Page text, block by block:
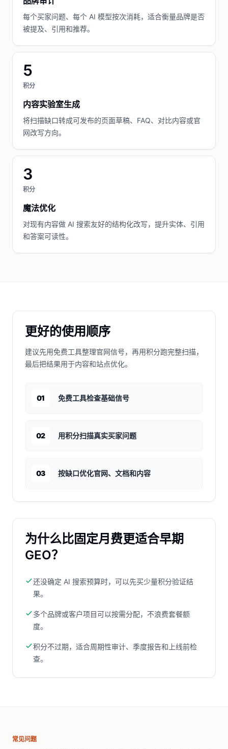
每个买家问题、每个 AI 模型按次消耗，适合衡量品牌是否
被提及、引用和推荐。
5
积分
内容实验室生成
将扫描缺口转成可发布的页面草稿、FAQ、对比内容或官
网改写方向。
3
积分
魔法优化
对现有内容做 AI 搜索友好的结构化改写，提升实体、引用
和答案可读性。
更好的使用顺序
建议先用免费工具整理官网信号，再用积分跑完整扫描，
最后把结果用于内容和站点优化。
01 免费工具检查基础信号
02 用积分扫描真实买家问题
03 按缺口优化官网、文档和内容
为什么比固定月费更适合早期
GEO？
还没确定 AI 搜索预算时，可以先买少量积分验证结
果。
多个品牌或客户项目可以按需分配，不浪费套餐额
度。
积分不过期，适合周期性审计、季度报告和上线前检
查。
常见问题